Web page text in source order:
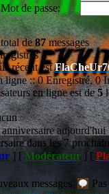
Mot de passe:
total de87messages
récent est
ligne :: 0 Enregistré, 0
en ligne est de5
aujourd'hui
dans les 7
] [ Modérateur] [
messages